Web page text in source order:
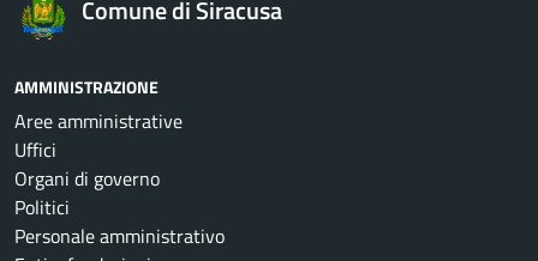
Comune di Siracusa
AMMINISTRAZIONE
Aree amministrative
Uffici
Organi di governo
Politici
Personale amministrativo